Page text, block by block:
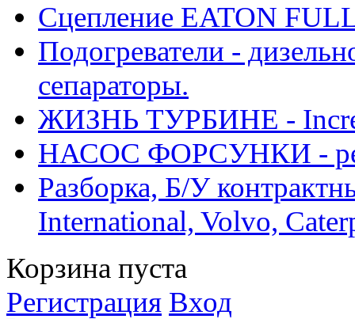
Сцепление EATON
Подогреватели -
сепараторы.
ЖИЗНЬ ТУРБИНЕ -
НАСОС ФОРСУНКИ -
Разборка, Б/У
International, Volvo,
Корзина пуста
Регистрация Вход